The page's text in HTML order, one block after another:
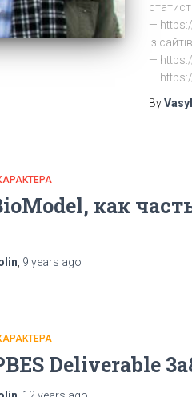
—
із
—
—
By
как
9 years ago
Deliverable